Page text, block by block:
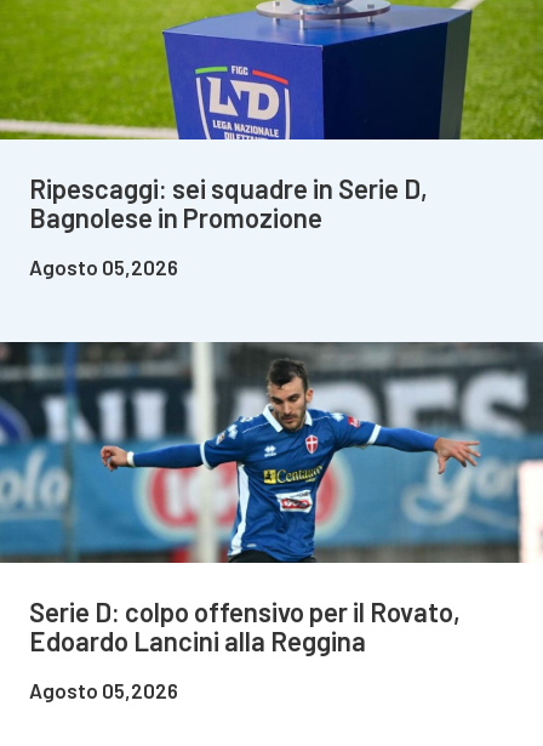
Ripescaggi: sei squadre in Serie D,
Bagnolese in Promozione
Agosto 05,2026
Serie D: colpo offensivo per il Rovato,
Edoardo Lancini alla Reggina
Agosto 05,2026